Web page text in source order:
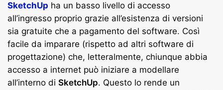
SketchUp ha un basso livello di accesso
all’ingresso proprio grazie all’esistenza di versioni
sia gratuite che a pagamento del software. Così
facile da imparare (rispetto ad altri software di
progettazione) che, letteralmente, chiunque abbia
accesso a internet può iniziare a modellare
all’interno di SketchUp. Questo lo rende un